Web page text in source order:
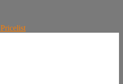
Pricelist